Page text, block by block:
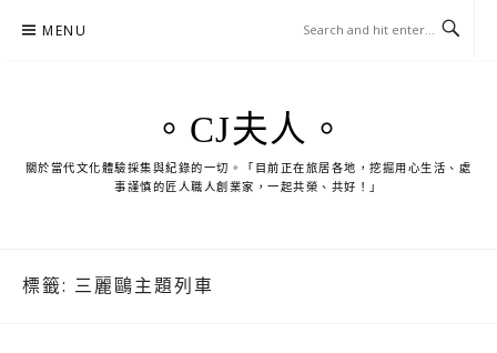
MENU
。CJ夫人。
關於當代文化體驗採集與紀錄的一切。「目前正在旅居各地，挖掘用心生活、處
事謹慎的匠人職人創業家，一起共榮、共好！」
標籤: 三麗鷗主題列車